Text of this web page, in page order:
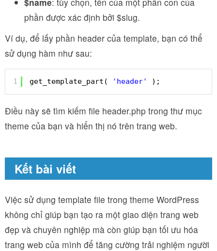
phần được xác định bởi $slug.
Ví dụ, để lấy phần header của template, bạn có thể
sử dụng hàm như sau:
1 get_template_part( 'header' );
Điều này sẽ tìm kiếm file header.php trong thư mục
theme của bạn và hiển thị nó trên trang web.
Kết bài viết
Việc sử dụng template file trong theme WordPress
không chỉ giúp bạn tạo ra một giao diện trang web
đẹp và chuyên nghiệp mà còn giúp bạn tối ưu hóa
trang web của mình để tăng cường trải nghiệm người